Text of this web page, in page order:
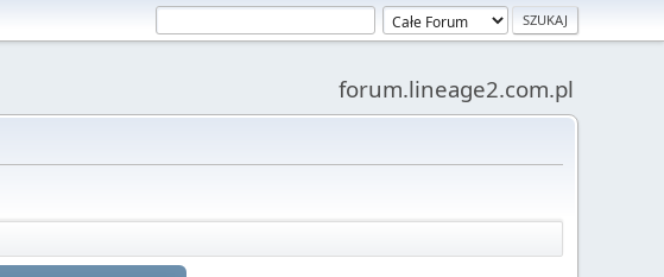
forum.lineage2.com.pl